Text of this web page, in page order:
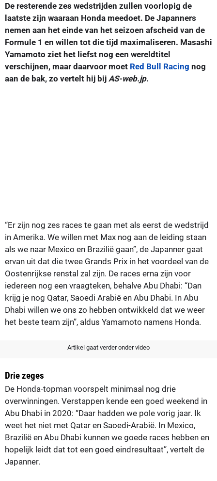
De resterende zes wedstrijden zullen voorlopig de
laatste zijn waaraan Honda meedoet. De Japanners
nemen aan het einde van het seizoen afscheid van de
Formule 1 en willen tot die tijd maximaliseren. Masashi
Yamamoto ziet het liefst nog een wereldtitel
verschijnen, maar daarvoor moet Red Bull Racing nog
aan de bak, zo vertelt hij bij AS-web.jp.
“Er zijn nog zes races te gaan met als eerst de wedstrijd
in Amerika. We willen met Max nog aan de leiding staan
als we naar Mexico en Brazilië gaan”, de Japanner gaat
ervan uit dat die twee Grands Prix in het voordeel van de
Oostenrijkse renstal zal zijn. De races erna zijn voor
iedereen nog een vraagteken, behalve Abu Dhabi: “Dan
krijg je nog Qatar, Saoedi Arabië en Abu Dhabi. In Abu
Dhabi willen we ons zo hebben ontwikkeld dat we weer
het beste team zijn”, aldus Yamamoto namens Honda.
Artikel gaat verder onder video
Drie zeges
De Honda-topman voorspelt minimaal nog drie
overwinningen. Verstappen kende een goed weekend in
Abu Dhabi in 2020: “Daar hadden we pole vorig jaar. Ik
weet het niet met Qatar en Saoedi-Arabië. In Mexico,
Brazilië en Abu Dhabi kunnen we goede races hebben en
hopelijk leidt dat tot een goed eindresultaat”, vertelt de
Japanner.